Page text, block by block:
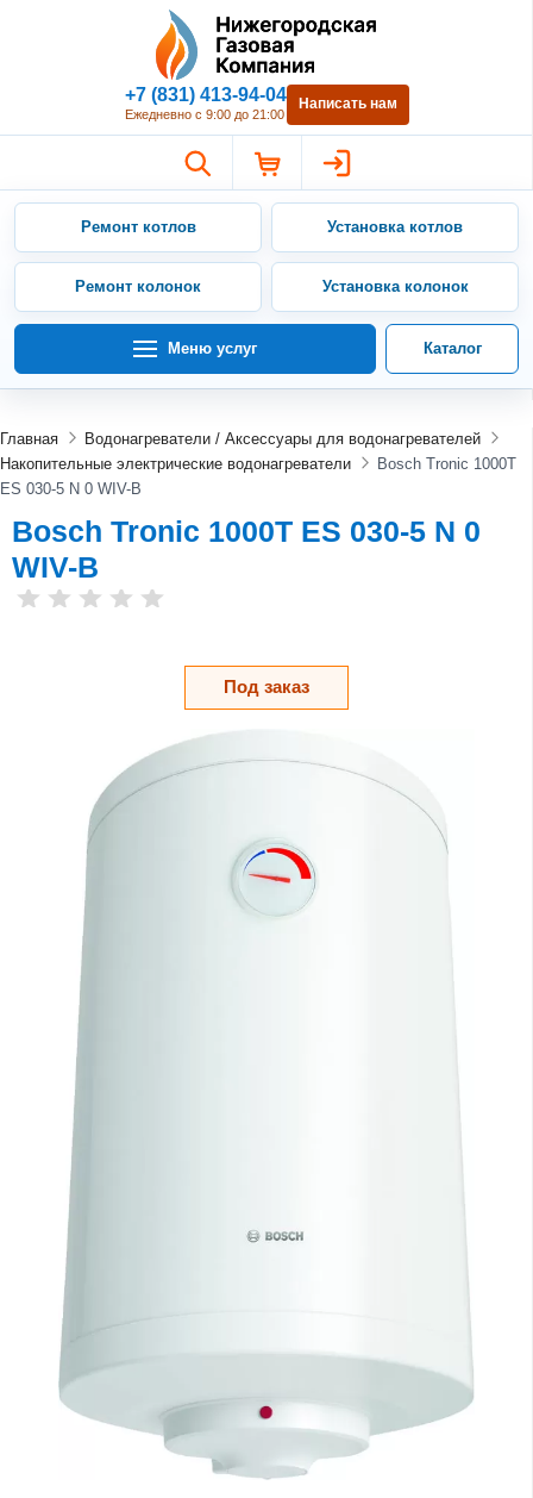
Нижегородская Газовая
+7 (831) 413-94-04
Ежедневно с 9:00 до 21:00
Написать нам
Ремонт котлов Установка котлов
Ремонт колонок Установка колонок
Меню услуг Каталог
Главная
Водонагреватели / Аксессуары для водонагревателей
Накопительные электрические водонагреватели
Bosch Tronic 1000T
ES 030-5 N 0 WIV-B
Bosch Tronic 1000T ES 030-5 N 0
WIV-B
Под заказ